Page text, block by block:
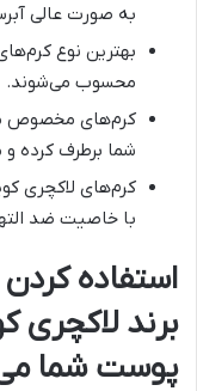
به صورت عالی
بهترین نوع
محسوب می‌شوند.
کرم‌های مخصوص
شما برطرف
کرم‌های لاکچری
با خاصیت ضد
استفاده
برند لاکچری
پوست شما